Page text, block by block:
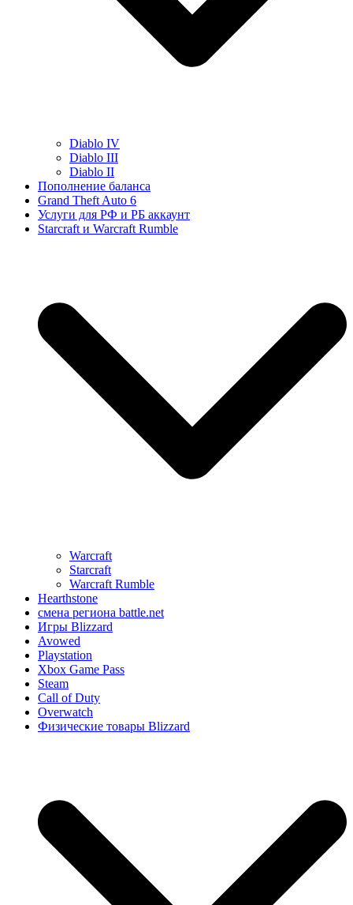
Diablo IV
Diablo III
Diablo II
Пополнение баланса
Grand Theft Auto 6
Услуги для РФ и РБ аккаунт
Starcraft и Warcraft Rumble
Warcraft
Starcraft
Warcraft Rumble
Hearthstone
смена региона battle.net
Игры Blizzard
Avowed
Playstation
Xbox Game Pass
Steam
Call of Duty
Overwatch
Физические товары Blizzard